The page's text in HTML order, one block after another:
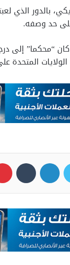
بالدور الذي
حد وصفه.
كان “محكما” إلى
المتحدة
تويتر لينكدإن